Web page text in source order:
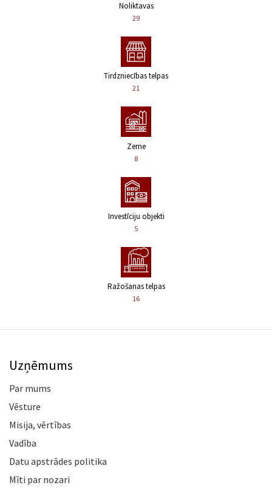
Noliktavas
29
Tirdzniecības telpas
21
Zeme
8
Investīciju objekti
5
Ražošanas telpas
16
Uzņēmums
Par mums
Vēsture
Misija, vērtības
Vadība
Datu apstrādes politika
Mīti par nozari